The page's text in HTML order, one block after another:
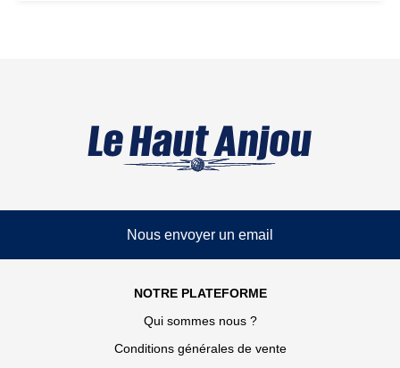
Nous envoyer un email
NOTRE PLATEFORME
Qui sommes nous ?
Conditions générales de vente